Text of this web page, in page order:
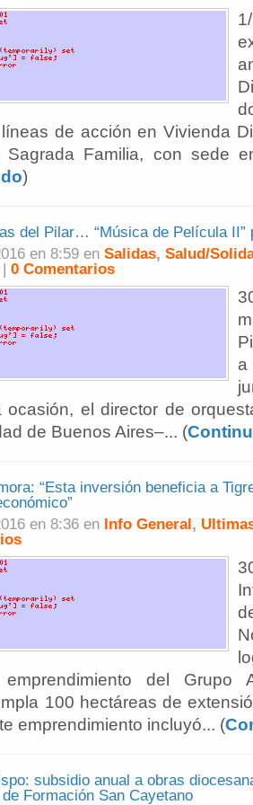
de acción en Vivienda
Familia, con sede
)
del Pilar… “Música de Película II”
en 8:59 en Salidas, Salud/
0 Comentarios
a
ocasión, el director de
de Buenos Aires–... (
“Esta inversión beneficia a
en 8:36 en Info General,
del Grupo
100 hectáreas de
emprendimiento incluyó... (
subsidio anual a obras
Formación San Cayetano